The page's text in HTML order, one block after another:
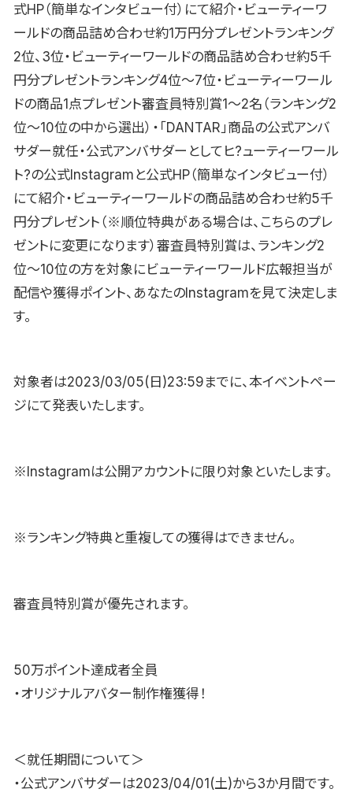
式HP（簡単なインタビュー付）にて紹介・ビューティーワ
ールドの商品詰め合わせ約1万円分プレゼントランキング
2位、3位・ビューティーワールドの商品詰め合わせ約5千
円分プレゼントランキング4位〜7位・ビューティーワール
ドの商品1点プレゼント審査員特別賞1〜2名（ランキング2
位〜10位の中から選出）・「DANTAR」商品の公式アンバ
サダー就任・公式アンバサダーとしてヒ?ューティーワール
ト?の公式Instagramと公式HP（簡単なインタビュー付）
にて紹介・ビューティーワールドの商品詰め合わせ約5千
円分プレゼント（※順位特典がある場合は、こちらのプレ
ゼントに変更になります）審査員特別賞は、ランキング2
位〜10位の方を対象にビューティーワールド広報担当が
配信や獲得ポイント、あなたのInstagramを見て決定しま
す。
対象者は2023/03/05(日)23:59までに、本イベントペー
ジにて発表いたします。
※Instagramは公開アカウントに限り対象といたします。
※ランキング特典と重複しての獲得はできません。
審査員特別賞が優先されます。
50万ポイント達成者全員
・オリジナルアバター制作権獲得！
＜就任期間について＞
・公式アンバサダーは2023/04/01(土)から3か月間です。